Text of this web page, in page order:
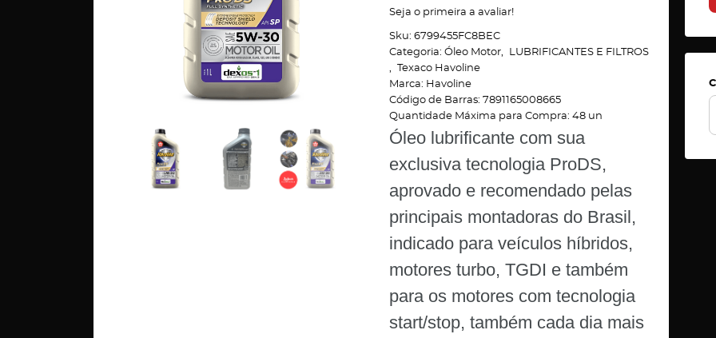
Seja o primeira a avaliar!
Sku: 6799455FC8BEC
Categoria: Óleo Motor
LUBRIFICANTES E FILTROS
Texaco Havoline
Marca: Havoline
Código de Barras: 7891165008665
Quantidade Máxima para Compra: 48 un
Óleo lubrificante com sua
exclusiva tecnologia ProDS,
aprovado e recomendado pelas
principais montadoras do Brasil,
indicado para veículos híbridos,
motores turbo, TGDI e também
para os motores com tecnologia
start/stop, também cada dia mais